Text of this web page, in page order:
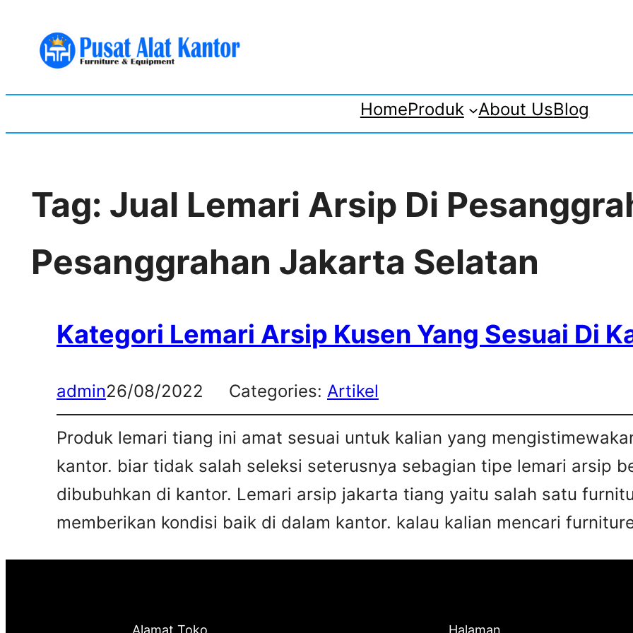
content
HomeProduk About UsBlog
Tag: Jual Lemari Arsip Di
Pesanggrahan Jakarta Selatan
Kategori Lemari Arsip Kusen Yang Sesuai Di
admin26/08/2022 Categories: Artikel
Produk lemari tiang ini amat sesuai untuk kalian yang
kantor. biar tidak salah seleksi seterusnya sebagian tipe lemari arsip
dibubuhkan di kantor. Lemari arsip jakarta tiang yaitu salah satu
memberikan kondisi baik di dalam kantor. kalau kalian mencari
Alamat Toko Halaman